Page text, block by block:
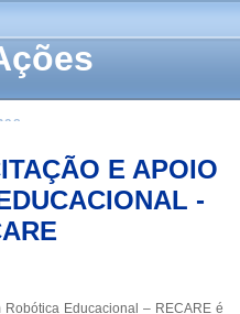
E APOIO
-
Educacional – RECARE é